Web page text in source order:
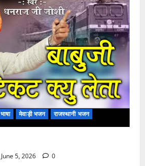
भाषा मेवाड़ी भजन राजस्थानी भजन
June 5, 2026 0